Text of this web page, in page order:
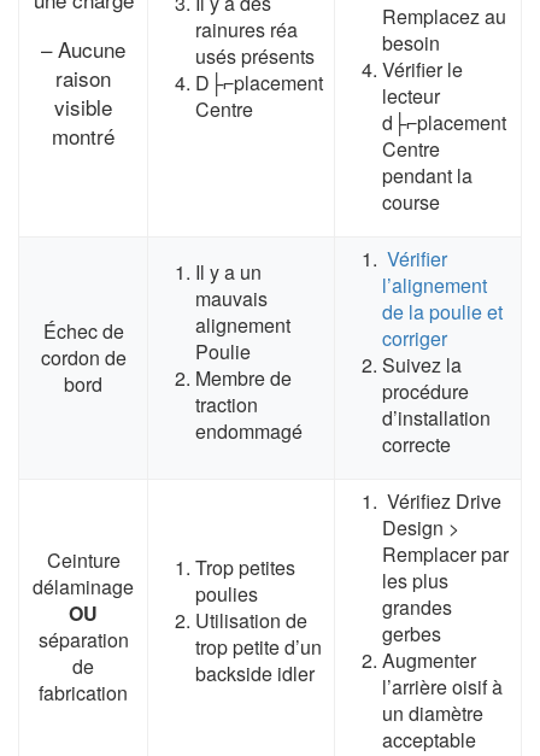
– Aucune
raison
visible
montré
rainures réa
usés présents
D├⌐placement
Centre
Remplacez au
besoin
Vérifier le
lecteur
d├⌐placement
Centre
pendant la
course
Échec de
cordon de
bord
Il y a un
mauvais
alignement
Poulie
Membre de
traction
endommagé
Vérifier
l’alignement
de la poulie et
corriger
Suivez la
procédure
d’installation
correcte
Ceinture
délaminage
OU
séparation
de
fabrication
Trop petites
poulies
Utilisation de
trop petite d’un
backside idler
Vérifiez Drive
Design >
Remplacer par
les plus
grandes
gerbes
Augmenter
l’arrière oisif à
un diamètre
acceptable